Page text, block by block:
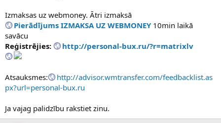
Izmaksas uz webmoney. Ātri izmaksā
Pierādījums IZMAKSA UZ WEBMONEY10min laikā
savācu
Reģistrējies:
http://personal-bux.ru/?r=matrixlv
Atsauksmes:
http://advisor.wmtransfer.com/feedbacklist.as
px?url=personal-bux.ru
Ja vajag palidzību rakstiet zinu.